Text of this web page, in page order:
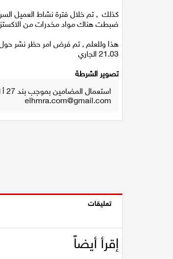
كذلك , تم خلال فترة نشاط العميل
ضبطت هناك مواد مخدرات من
هذا وللعلم , تم فرض امر حظر نشر
21.03 الجاري
تصوير الشرطة
استعمال المضامين بموجب بند 27 أ لقانون الحقوق الأدبية لسنة 2007، يرجى ارسال رسالة الى:
elhmra.com@gmail.com
تعليقات
إقرأ أيضاً